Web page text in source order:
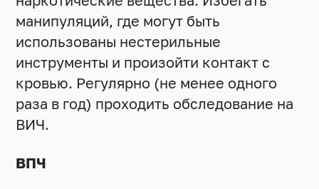
манипуляций, где могут быть
использованы нестерильные
инструменты и произойти контакт с
кровью. Регулярно (не менее одного
раза в год) проходить обследование на
ВИЧ.
ВПЧ